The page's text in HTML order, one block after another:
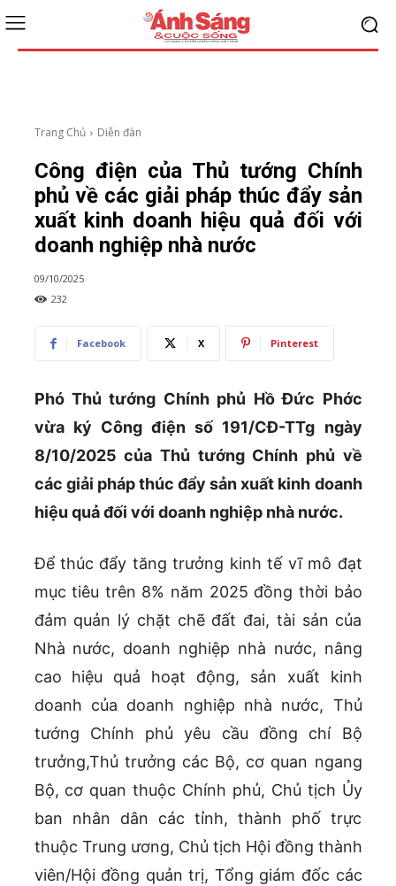
Trang Chủ Diễn đàn
Công điện của Thủ tướng Chính
phủ về các giải pháp thúc đẩy sản
xuất kinh doanh hiệu quả đối với
doanh nghiệp nhà nước
09/10/2025
232
Facebook X Pinterest
Phó Thủ tướng Chính phủ Hồ Đức Phớc
vừa ký Công điện số 191/CĐ-TTg ngày
8/10/2025 của Thủ tướng Chính phủ về
các giải pháp thúc đẩy sản xuất kinh doanh
hiệu quả đối với doanh nghiệp nhà nước.
Để thúc đẩy tăng trưởng kinh tế vĩ mô đạt
mục tiêu trên 8% năm 2025 đồng thời bảo
đảm quản lý chặt chẽ đất đai, tài sản của
Nhà nước, doanh nghiệp nhà nước, nâng
cao hiệu quả hoạt động, sản xuất kinh
doanh của doanh nghiệp nhà nước, Thủ
tướng Chính phủ yêu cầu đồng chí Bộ
trưởng,Thủ trưởng các Bộ, cơ quan ngang
Bộ, cơ quan thuộc Chính phủ, Chủ tịch Ủy
ban nhân dân các tỉnh, thành phố trực
thuộc Trung ương, Chủ tịch Hội đồng thành
viên/Hội đồng quản trị, Tổng giám đốc các